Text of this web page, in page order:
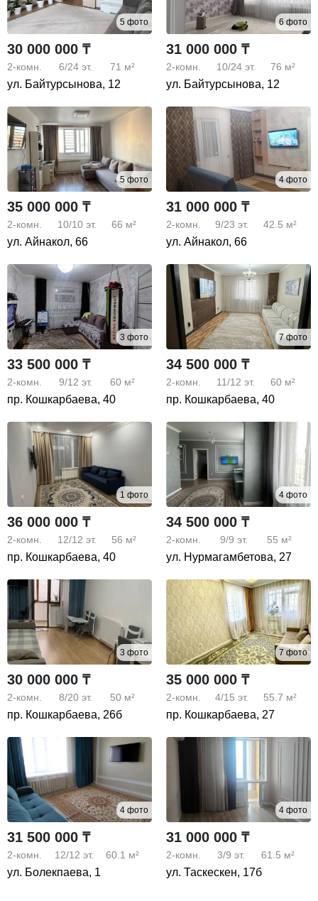
5 фото
30 000 000 ₸
2-комн. 6/24 эт. 71 м²
ул. Байтурсынова, 12
6 фото
31 000 000 ₸
2-комн. 10/24 эт. 76 м²
ул. Байтурсынова, 12
5 фото
35 000 000 ₸
2-комн. 10/10 эт. 66 м²
ул. Айнакол, 66
4 фото
31 000 000 ₸
2-комн. 9/23 эт. 42.5 м²
ул. Айнакол, 66
3 фото
33 500 000 ₸
2-комн. 9/12 эт. 60 м²
пр. Кошкарбаева, 40
7 фото
34 500 000 ₸
2-комн. 11/12 эт. 60 м²
пр. Кошкарбаева, 40
1 фото
36 000 000 ₸
2-комн. 12/12 эт. 56 м²
пр. Кошкарбаева, 40
4 фото
34 500 000 ₸
2-комн. 9/9 эт. 55 м²
ул. Нурмагамбетова, 27
3 фото
30 000 000 ₸
2-комн. 8/20 эт. 50 м²
пр. Кошкарбаева, 26б
7 фото
35 000 000 ₸
2-комн. 4/15 эт. 55.7 м²
пр. Кошкарбаева, 27
4 фото
31 500 000 ₸
2-комн. 12/12 эт. 60.1 м²
ул. Болекпаева, 1
4 фото
31 000 000 ₸
2-комн. 3/9 эт. 61.5 м²
ул. Таскескен, 17б